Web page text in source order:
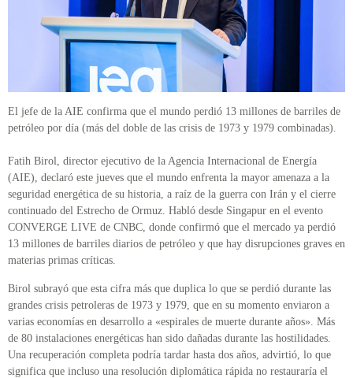
El jefe de la AIE confirma que el mundo perdió 13 millones de barriles de
petróleo por día (más del doble de las crisis de 1973 y 1979 combinadas).
Fatih Birol, director ejecutivo de la Agencia Internacional de Energía
(AIE), declaró este jueves que el mundo enfrenta la mayor amenaza a la
seguridad energética de su historia, a raíz de la guerra con Irán y el cierre
continuado del Estrecho de Ormuz. Habló desde Singapur en el evento
CONVERGE LIVE de CNBC, donde confirmó que el mercado ya perdió
13 millones de barriles diarios de petróleo y que hay disrupciones graves en
materias primas críticas.
Birol subrayó que esta cifra más que duplica lo que se perdió durante las
grandes crisis petroleras de 1973 y 1979, que en su momento enviaron a
varias economías en desarrollo a «espirales de muerte durante años». Más
de 80 instalaciones energéticas han sido dañadas durante las hostilidades.
Una recuperación completa podría tardar hasta dos años, advirtió, lo que
significa que incluso una resolución diplomática rápida no restauraría el